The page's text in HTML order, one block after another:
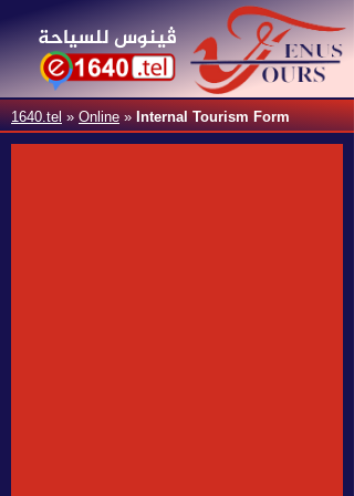
ڤينوس للسياحة
1640.tel » Online » Internal Tourism Form